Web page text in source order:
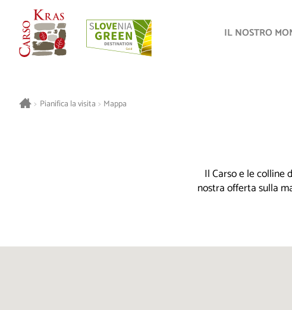
IL NOSTRO
> Pianifica la visita > Mappa
Il Carso e le colline
nostra offerta sulla